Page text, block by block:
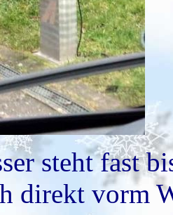
steht fast
direkt vorm